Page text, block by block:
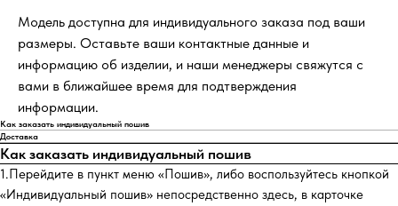
Модель доступна для индивидуального заказа под ваши
размеры. Оставьте ваши контактные данные и
информацию об изделии, и наши менеджеры свяжутся с
вами в ближайшее время для подтверждения
информации.
Как заказать индивидуальный пошив
Доставка
Как заказать индивидуальный пошив
1.Перейдите в пункт меню «Пошив», либо воспользуйтесь кнопкой
«Индивидуальный пошив» непосредственно здесь, в карточке